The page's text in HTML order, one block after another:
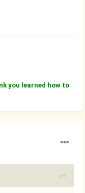
you learned how to